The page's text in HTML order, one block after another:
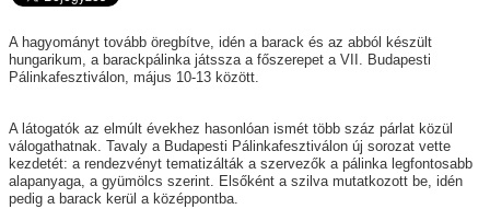
A hagyományt tovább öregbítve, idén a barack és az abból készült
hungarikum, a barackpálinka játssza a főszerepet a VII. Budapesti
Pálinkafesztiválon, május 10-13 között.
A látogatók az elmúlt évekhez hasonlóan ismét több száz párlat közül
válogathatnak. Tavaly a Budapesti Pálinkafesztiválon új sorozat vette
kezdetét: a rendezvényt tematizálták a szervezők a pálinka legfontosabb
alapanyaga, a gyümölcs szerint. Elsőként a szilva mutatkozott be, idén
pedig a barack kerül a középpontba.